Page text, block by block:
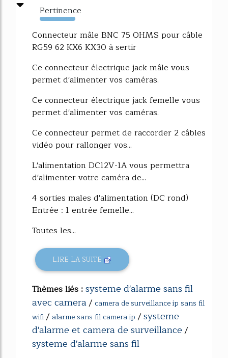
Pertinence
2226%
Connecteur mâle BNC 75 OHMS pour câble
RG59 62 KX6 KX30 à sertir
Ce connecteur électrique jack mâle vous
permet d'alimenter vos caméras.
Ce connecteur électrique jack femelle vous
permet d'alimenter vos caméras.
Ce connecteur permet de raccorder 2 câbles
vidéo pour rallonger vos...
L'alimentation DC12V-1A vous permettra
d'alimenter votre caméra de...
4 sorties males d'alimentation (DC rond)
Entrée : 1 entrée femelle...
Toutes les...
LIRE LA SUITE
Thèmes liés :systeme d'alarme sans fil
avec camera/ camera de surveillance ip sans fil
wifi/ alarme sans fil camera ip /systeme
d'alarme et camera de surveillance/
systeme d'alarme sans fil